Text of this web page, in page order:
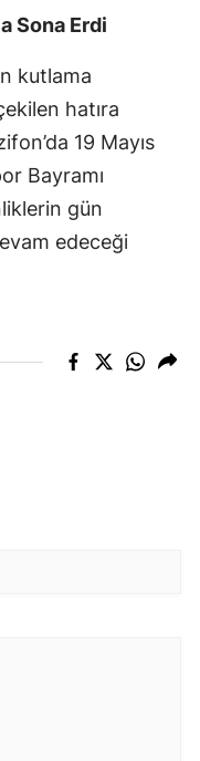
Sona Erdi
kutlama
hatıra
19 Mayıs
Bayramı
gün
edeceği